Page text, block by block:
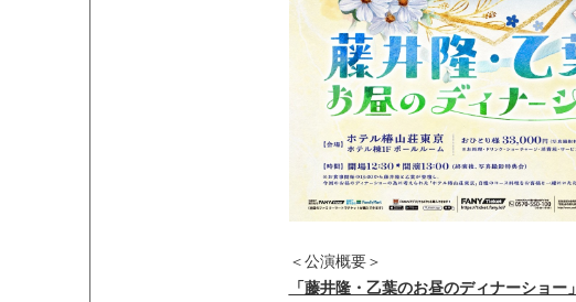
＜公演概要＞
「藤井隆・乙葉のお昼のディナーショー」